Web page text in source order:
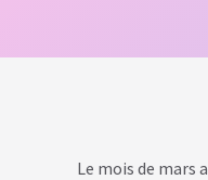
Le mois de mars